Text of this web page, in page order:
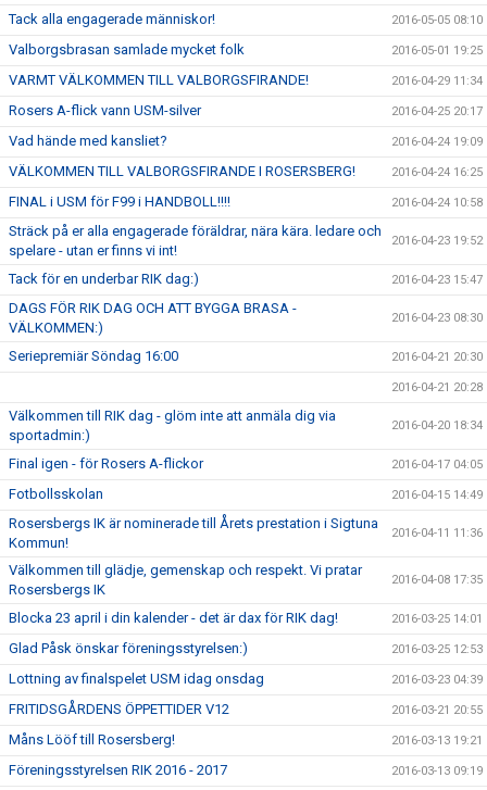
Tack alla engagerade människor! 2016-05-05 08:10
Valborgsbrasan samlade mycket folk 2016-05-01 19:25
VARMT VÄLKOMMEN TILL VALBORGSFIRANDE! 2016-04-29 11:34
Rosers A-flick vann USM-silver 2016-04-25 20:17
Vad hände med kansliet? 2016-04-24 19:09
VÄLKOMMEN TILL VALBORGSFIRANDE I ROSERSBERG! 2016-04-24 16:25
FINAL i USM för F99 i HANDBOLL!!!! 2016-04-24 10:58
Sträck på er alla engagerade föräldrar, nära kära. ledare och
spelare - utan er finns vi int!
2016-04-23 19:52
Tack för en underbar RIK dag:) 2016-04-23 15:47
DAGS FÖR RIK DAG OCH ATT BYGGA BRASA -
VÄLKOMMEN:)
2016-04-23 08:30
Seriepremiär Söndag 16:00 2016-04-21 20:30
2016-04-21 20:28
Välkommen till RIK dag - glöm inte att anmäla dig via
sportadmin:)
2016-04-20 18:34
Final igen - för Rosers A-flickor 2016-04-17 04:05
Fotbollsskolan 2016-04-15 14:49
Rosersbergs IK är nominerade till Årets prestation i Sigtuna
Kommun!
2016-04-11 11:36
Välkommen till glädje, gemenskap och respekt. Vi pratar
Rosersbergs IK
2016-04-08 17:35
Blocka 23 april i din kalender - det är dax för RIK dag! 2016-03-25 14:01
Glad Påsk önskar föreningsstyrelsen:) 2016-03-25 12:53
Lottning av finalspelet USM idag onsdag 2016-03-23 04:39
FRITIDSGÅRDENS ÖPPETTIDER V12 2016-03-21 20:55
Måns Lööf till Rosersberg! 2016-03-13 19:21
Föreningsstyrelsen RIK 2016 - 2017 2016-03-13 09:19